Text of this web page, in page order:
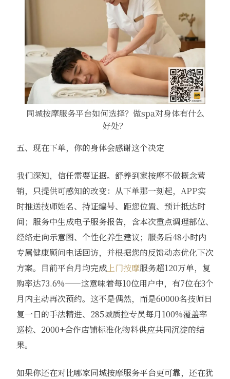
同城按摩服务平台如何选择？做spa对身体有什么
好处？
五、现在下单，你的身体会感谢这个决定
我们深知，信任需要证据。舒养到家按摩不做概念营
销，只提供可感知的改变：从下单那一刻起，APP实
时推送技师姓名、持证编号、距您位置、预计抵达时
间；服务中生成电子服务报告，含本次重点调理部位、
经络走向示意图、个性化养生建议；服务后48小时内
专属健康顾问电话回访，并根据您的反馈动态优化下次
方案。目前平台月均完成上门按摩服务超120万单，复
购率达73.6%——这意味着每10位用户中，有7位在3个
月内主动再次预约。这不是偶然，而是60000名技师日
复一日的手法精进、285城质控专员每月100%覆盖率
巡检、2000+合作店铺标准化物料供应共同沉淀的结
果。
如果你还在对比哪家同城按摩服务平台更可靠，还在犹